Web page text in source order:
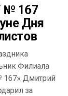
№ 167
Дня
Филиала
Дмитрий
за